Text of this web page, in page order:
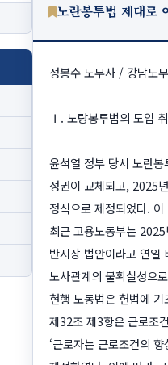
노란봉투법 제대로
정봉수 노무사 / 강남노
Ⅰ. 노랑봉투법의 도입
윤석열 정부 당시 노란
정권이 교체되고, 2025
정식으로 제정되었다.
최근 고용노동부는
반시장 법안이라고 연일
노사관계의 불확실성으
현행 노동법은 헌법에
제32조 제3항은 근로조
‘근로자는 근로조건의